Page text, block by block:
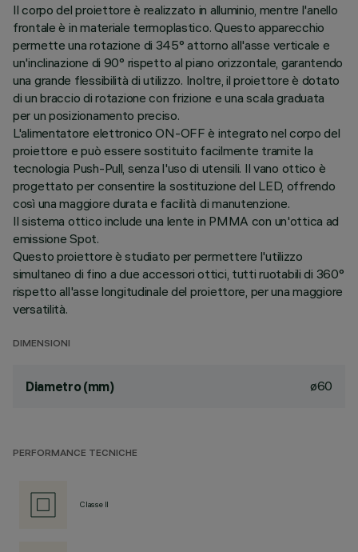
Il corpo del proiettore è realizzato in alluminio, mentre l'anello
frontale è in materiale termoplastico. Questo apparecchio
permette una rotazione di 345° attorno all'asse verticale e
un'inclinazione di 90° rispetto al piano orizzontale, garantendo
una grande flessibilità di utilizzo. Inoltre, il proiettore è dotato
di un braccio di rotazione con frizione e una scala graduata
per un posizionamento preciso.
L'alimentatore elettronico ON-OFF è integrato nel corpo del
proiettore e può essere sostituito facilmente tramite la
tecnologia Push-Pull, senza l'uso di utensili. Il vano ottico è
progettato per consentire la sostituzione del LED, offrendo
così una maggiore durata e facilità di manutenzione.
Il sistema ottico include una lente in PMMA con un'ottica ad
emissione Spot.
Questo proiettore è studiato per permettere l'utilizzo
simultaneo di fino a due accessori ottici, tutti ruotabili di 360°
rispetto all'asse longitudinale del proiettore, per una maggiore
versatilità.
DIMENSIONI
Diametro (mm) ø60
PERFORMANCE TECNICHE
Classe II